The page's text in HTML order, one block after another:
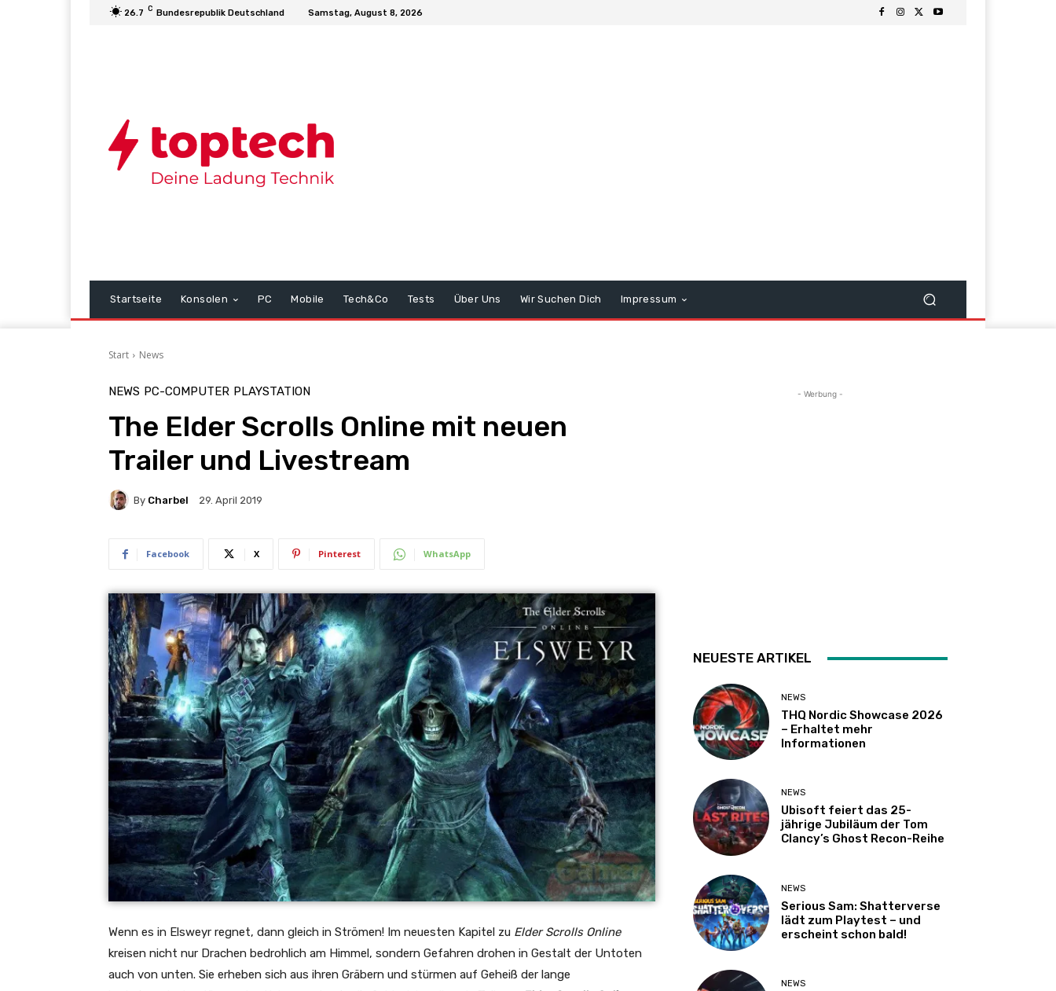
26.7 C Bundesrepublik Deutschland Samstag, August 8, 2026
Startseite Konsolen PC Mobile Tech&Co Tests Über Uns Wir Suchen Dich Impressum
Start News
NEWS PC-COMPUTER PLAYSTATION
The Elder Scrolls Online mit neuen
Trailer und Livestream
By Charbel 29. April 2019
Facebook X Pinterest WhatsApp
Wenn es in Elsweyr regnet, dann gleich in Strömen! Im neuesten Kapitel zu Elder Scrolls Online
kreisen nicht nur Drachen bedrohlich am Himmel, sondern Gefahren drohen in Gestalt der Untoten
auch von unten. Sie erheben sich aus ihren Gräbern und stürmen auf Geheiß der lange
- Werbung -
NEUESTE ARTIKEL
NEWS
THQ Nordic Showcase 2026
– Erhaltet mehr
Informationen
NEWS
Ubisoft feiert das 25-
jährige Jubiläum der Tom
Clancy’s Ghost Recon-Reihe
NEWS
Serious Sam: Shatterverse
lädt zum Playtest – und
erscheint schon bald!
NEWS